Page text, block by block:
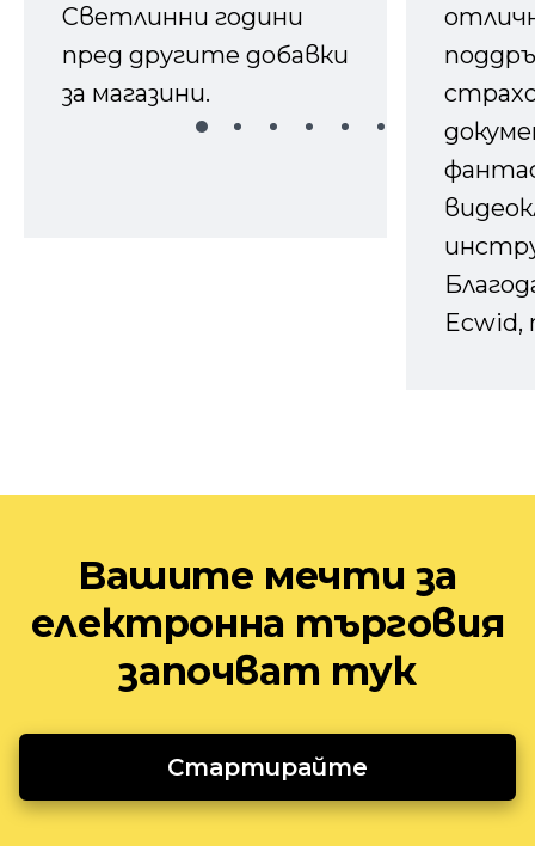
Светлинни години
пред другите добавки
за магазини.
Ecwid,
Вашите мечти за
електронна търговия
започват тук
Стартирайте